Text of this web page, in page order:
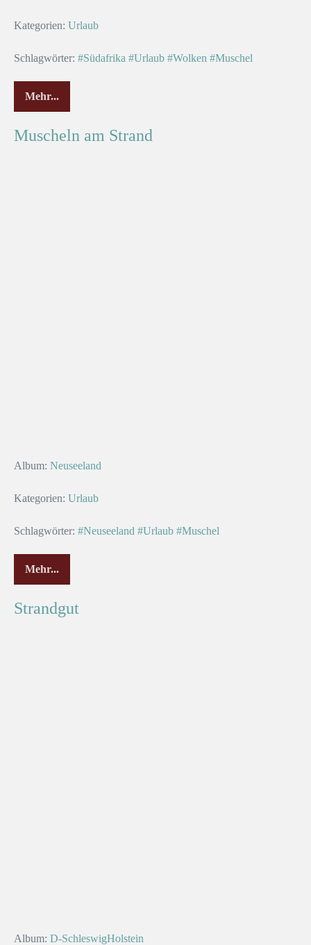
Kategorien: Urlaub
Schlagwörter: #Südafrika #Urlaub #Wolken #Muschel
Mehr...
Muscheln am Strand
Album: Neuseeland
Kategorien: Urlaub
Schlagwörter: #Neuseeland #Urlaub #Muschel
Mehr...
Strandgut
Album: D-SchleswigHolstein